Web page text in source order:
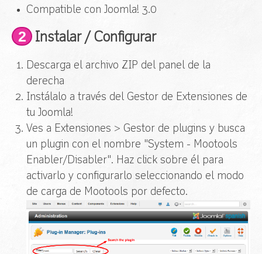
Compatible con Joomla! 3.0
2 Instalar / Configurar
Descarga el archivo ZIP del panel de la
derecha
Instálalo a través del Gestor de Extensiones de
tu Joomla!
Ves a Extensiones > Gestor de plugins y busca
un plugin con el nombre "System - Mootools
Enabler/Disabler". Haz click sobre él para
activarlo y configurarlo seleccionando el modo
de carga de Mootools por defecto.